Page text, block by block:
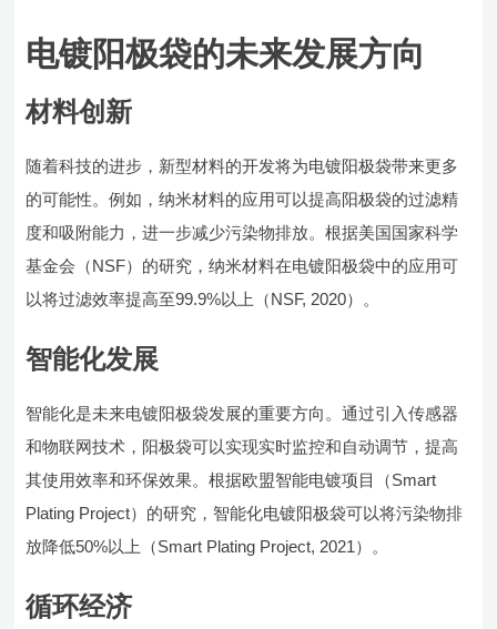
电镀阳极袋的未来发展方向
材料创新
随着科技的进步，新型材料的开发将为电镀阳极袋带来更多
的可能性。例如，纳米材料的应用可以提高阳极袋的过滤精
度和吸附能力，进一步减少污染物排放。根据美国国家科学
基金会（NSF）的研究，纳米材料在电镀阳极袋中的应用可
以将过滤效率提高至99.9%以上（NSF, 2020）。
智能化发展
智能化是未来电镀阳极袋发展的重要方向。通过引入传感器
和物联网技术，阳极袋可以实现实时监控和自动调节，提高
其使用效率和环保效果。根据欧盟智能电镀项目（Smart
Plating Project）的研究，智能化电镀阳极袋可以将污染物排
放降低50%以上（Smart Plating Project, 2021）。
循环经济